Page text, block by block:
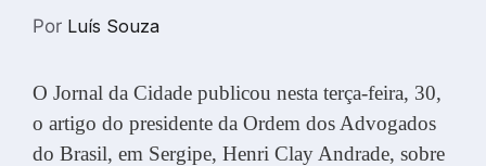
Por Luís Souza
O Jornal da Cidade publicou nesta terça-feira, 30,
o artigo do presidente da Ordem dos Advogados
do Brasil, em Sergipe, Henri Clay Andrade, sobre